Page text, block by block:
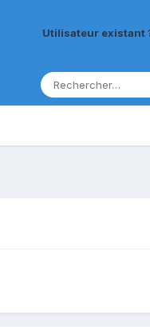
Utilisateur existant